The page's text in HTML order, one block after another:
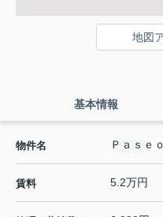
地図
基本情報
物件名 Ｐａｓｅ
賃料 5.2万円